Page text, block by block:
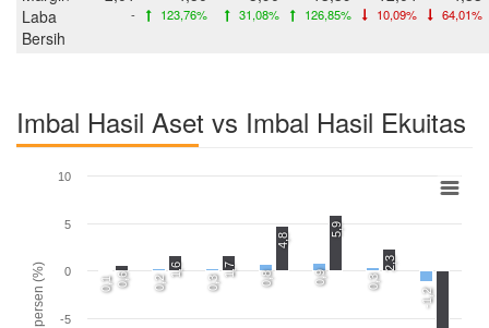
Laba
Bersih
- 123,76% 31,08% 126,85% 10,09% 64,01%
Imbal Hasil Aset vs Imbal Hasil Ekuitas
persen (%) 0,1 0,2 0,3 0,8 0,9 0,3
-1,2
0,6
1,6 1,7
4,8
5,9
2,3
-5
0
5
10